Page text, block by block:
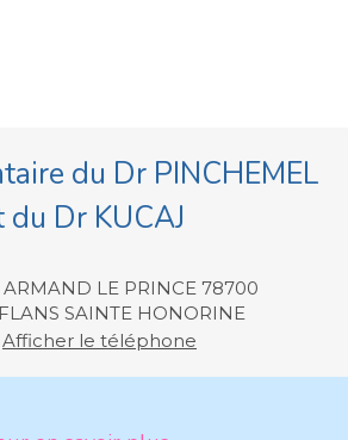
du Dr PINCHEMEL
du Dr KUCAJ
LE PRINCE 78700
SAINTE HONORINE
Afficher le téléphone